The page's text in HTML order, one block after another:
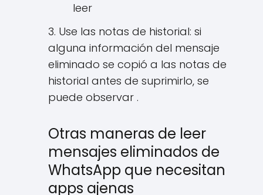
leer
3. Use las notas de historial: si
alguna información del mensaje
eliminado se copió a las notas de
historial antes de suprimirlo, se
puede observar .
Otras maneras de leer
mensajes eliminados de
WhatsApp que necesitan
apps ajenas